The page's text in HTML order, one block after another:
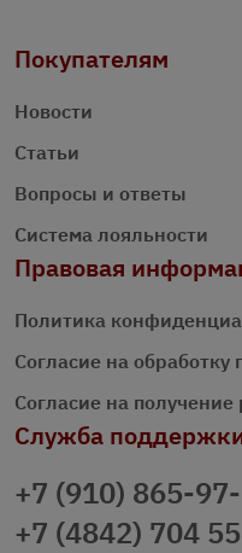
Покупателям
Новости
Статьи
Вопросы и ответы
Система лояльности
Правовая
Политика
Согласие на
Согласие на
Служба
+7 (910) 865-
+7 (4842) 704